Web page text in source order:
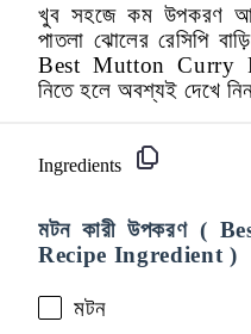
খুব সহজে কম উপকরণ আলু
পাতলা ঝোলের রেসিপি
Best Mutton Curry
নিতে হলে অবশ্যই দেখে
Ingredients
মটন কারী উপকরণ (
Recipe Ingredient )
মটন